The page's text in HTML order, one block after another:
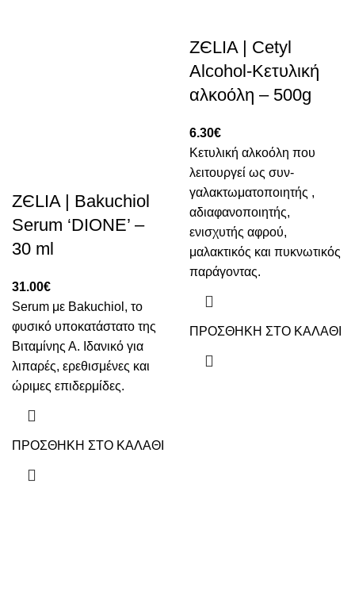
ZЄLIA | Bakuchiol
Serum ‘DIONE’ –
30 ml
31.00€
Serum με Bakuchiol, το
φυσικό υποκατάστατο της
Βιταμίνης Α. Ιδανικό για
λιπαρές, ερεθισμένες και
ώριμες επιδερμίδες.
ΠΡΟΣΘΗΚΗ ΣΤΟ ΚΑΛΑΘΙ
ZЄLIA | Cetyl
Alcohol-Κετυλική
αλκοόλη – 500g
6.30€
Κετυλική αλκοόλη που
λειτουργεί ως συν-
γαλακτωματοποιητής ,
αδιαφανοποιητής,
ενισχυτής αφρού,
μαλακτικός και πυκνωτικός
παράγοντας.
ΠΡΟΣΘΗΚΗ ΣΤΟ ΚΑΛΑΘΙ